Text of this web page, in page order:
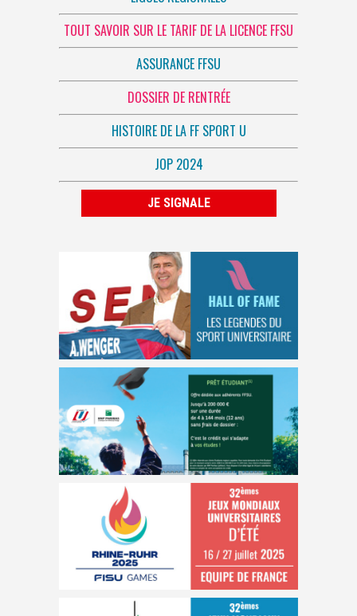
TOUT SAVOIR SUR LE TARIF DE LA LICENCE FFSU
ASSURANCE FFSU
DOSSIER DE RENTRÉE
HISTOIRE DE LA FF SPORT U
JOP 2024
JE SIGNALE